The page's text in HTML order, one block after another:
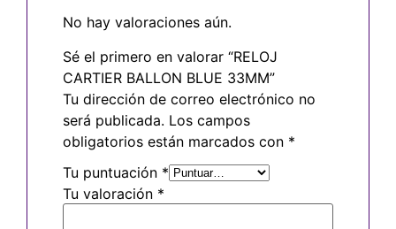
No hay valoraciones aún.
Sé el primero en valorar “RELOJ
CARTIER BALLON BLUE 33MM”
Tu dirección de correo electrónico no
será publicada. Los campos
obligatorios están marcados con *
Tu puntuación *
Tu valoración *